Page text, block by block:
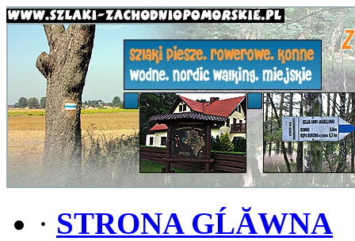
· STRONA GĹĂWNA